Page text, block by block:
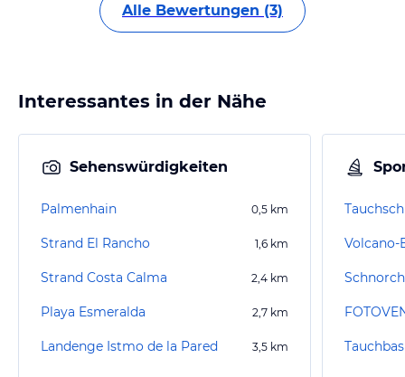
Alle Bewertungen (3)
Interessantes in der Nähe
Sehenswürdigkeiten
Palmenhain 0,5 km
Strand El Rancho 1,6 km
Strand Costa Calma 2,4 km
Playa Esmeralda 2,7 km
Landenge Istmo de la Pared 3,5 km
Volcano-